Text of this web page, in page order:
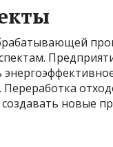
новые